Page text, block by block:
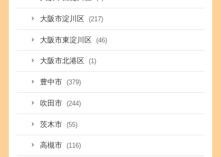
大阪市淀川区 (217)
大阪市東淀川区 (46)
大阪市北港区 (1)
豊中市 (379)
吹田市 (244)
茨木市 (55)
高槻市 (116)